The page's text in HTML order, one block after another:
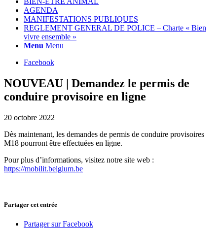
AGENDA
MANIFESTATIONS PUBLIQUES
REGLEMENT GENERAL DE POLICE – Charte « Bien
vivre ensemble »
Menu Menu
Facebook
NOUVEAU | Demandez le permis de
conduire provisoire en ligne
20 octobre 2022
Dès maintenant, les demandes de permis de conduire provisoires
M18 pourront être effectuées en ligne.
Pour plus d’informations, visitez notre site web :
https://mobilit.belgium.be
Partager cet entrée
Partager sur Facebook